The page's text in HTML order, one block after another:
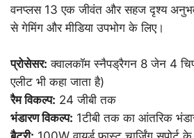
वनप्लस 13 एक जीवंत और सहज दृश्य
से गेमिंग और मीडिया उपभोग के लिए।
प्रोसेसर: क्वालकॉम स्नैपड्रैगन 8 जेन 4
एलीट भी कहा जाता है)
रैम विकल्प: 24 जीबी तक
भंडारण विकल्प: 1टीबी तक का आंतरिक